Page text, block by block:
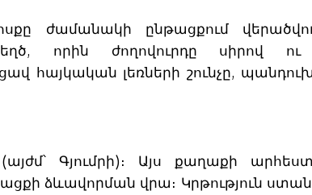
ժամանակի ընթացքում
որին ժողովուրդը սիրով ու
հայկական լեռների շունչը,
Գյումրի)։ Այս քաղաքի
ձևավորման վրա։ Կրթություն